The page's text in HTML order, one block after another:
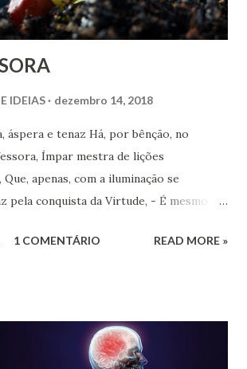
IDEIAS dezembro 14, 2018
áspera e tenaz Há, por bênção, no
Ímpar mestra de lições
apenas, com a iluminação se
pela conquista da Virtude, - É mesmo a
que se lhe ajustem as atitudes.
1 COMENTÁRIO READ MORE »